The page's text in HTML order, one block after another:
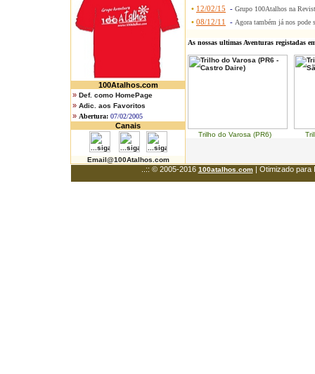
100Atalhos.com
» Def. como HomePage
» Adic. aos Favoritos
» Abertura: 07/02/2005
Canais
Email@100Atalhos.com
• 12/02/15 - Grupo 100Atalhos na
• 08/12/11 - Agora também já nos pode
As nossas ultimas Aventuras registadas
Trilho do Varosa (PR6) Trilho
..:: © 2005-2016 100atalhos.com| Otimizado para